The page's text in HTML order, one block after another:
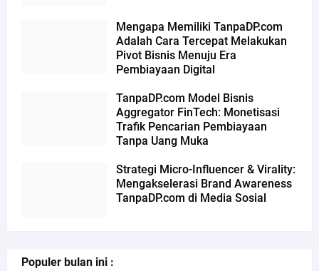
Mengapa Memiliki TanpaDP.com
Adalah Cara Tercepat Melakukan
Pivot Bisnis Menuju Era
Pembiayaan Digital
TanpaDP.com Model Bisnis
Aggregator FinTech: Monetisasi
Trafik Pencarian Pembiayaan
Tanpa Uang Muka
Strategi Micro-Influencer & Virality:
Mengakselerasi Brand Awareness
TanpaDP.com di Media Sosial
Populer bulan ini :